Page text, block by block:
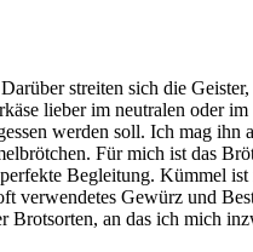
streiten sich die Geister,
lieber im neutralen oder im
werden soll. Ich mag ihn
Für mich ist das
Begleitung. Kümmel ist
verwendetes Gewürz und
Brotsorten, an das ich mich